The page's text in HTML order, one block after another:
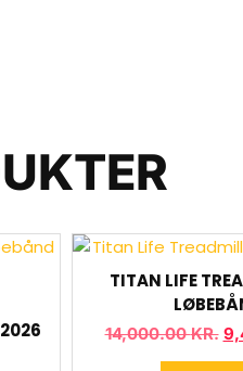
TITAN LIFE
14,000.00KR.